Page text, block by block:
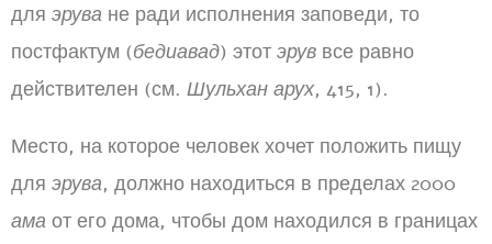
для эрува не ради исполнения заповеди, то
постфактум (бедиавад) этот эрув все равно
действителен (см. Шульхан арух, 415, 1).
Место, на которое человек хочет положить пищу
для эрува, должно находиться в пределах 2000
ама от его дома, чтобы дом находился в границах